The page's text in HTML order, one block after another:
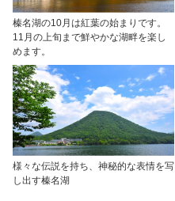
榛名湖の10月は紅葉の始まりです。
11月の上旬まで鮮やかな湖畔を楽し
めます。
様々な伝説を持ち、神秘的な表情を写
し出す榛名湖